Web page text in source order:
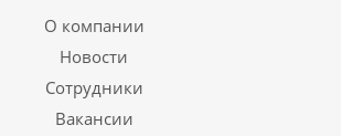
О компании
Новости
Сотрудники
Вакансии